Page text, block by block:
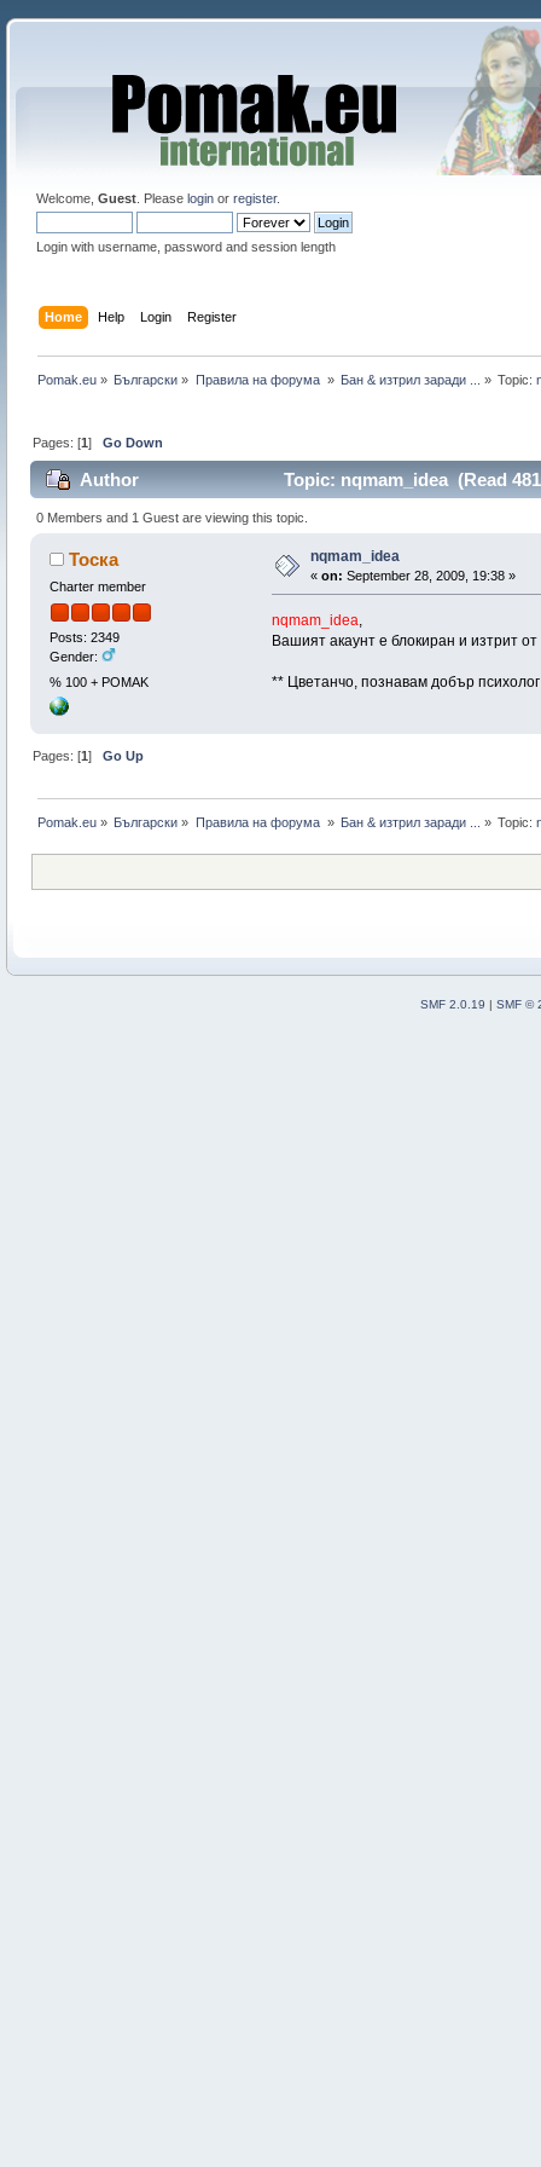
Welcome, Guest. Please loginor register.
Login with username, password and session length
Home Help Login Register
Pomak.eu » Български » Правила на форума » Бан & изтрил заради ... » Topic:
Pages: [1]Go Down
Author Topic: nqmam_idea (Read
0 Members and 1 Guest are viewing this topic.
Тоска
Charter member
Posts: 2349
Gender:
% 100 + POMAK
nqmam_idea
« on: September 28, 2009, 19:38 »
nqmam_idea,
Вашият акаунт е блокиран и изтрит
** Цветанчо, познавам добър
Pages: [1]Go Up
Pomak.eu » Български » Правила на форума » Бан & изтрил заради ... » Topic:
SMF 2.0.19 | SMF ©